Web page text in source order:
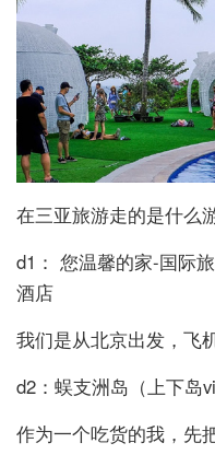
在三亚旅游走的是什么
d1： 您温馨的家-国际
酒店
我们是从北京出发，飞
d2：蜈支洲岛（上下岛
作为一个吃货的我，先